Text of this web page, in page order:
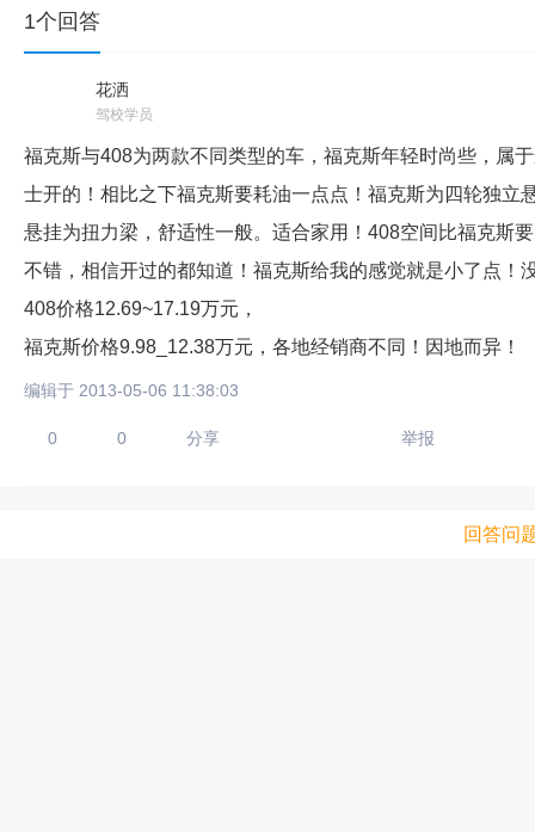
1个回答
花洒
驾校学员
福克斯与408为两款不同类型的车，福克斯年轻时尚些，属
士开的！相比之下福克斯要耗油一点点！福克斯为四轮独
悬挂为扭力梁，舒适性一般。适合家用！408空间比福克斯
不错，相信开过的都知道！福克斯给我的感觉就是小了点！没
408价格12.69~17.19万元，
福克斯价格9.98_12.38万元，各地经销商不同！因地而异！
编辑于 2013-05-06 11:38:03
0 0 分享 举报
回答问